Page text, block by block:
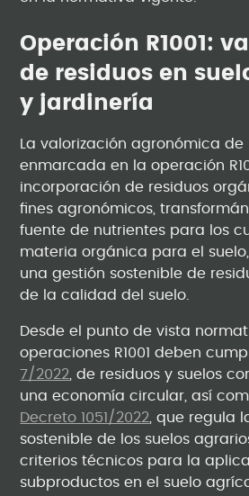
Operación R1001:
de residuos en
y jardinería
La valorización agronómica de
enmarcada en la operación
incorporación de residuos
fines agronómicos,
fuente de nutrientes para los
materia orgánica para el
una gestión sostenible de
de la calidad del suelo.
Desde el punto de vista
operaciones R1001 deben
7/2022 , de residuos y suelos
una economía circular, así
Decreto 1051/2022 , que regula
sostenible de los suelos
criterios técnicos para la
subproductos en el suelo